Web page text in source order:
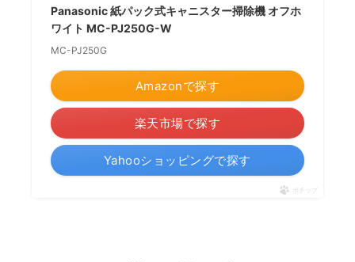
Panasonic 紙パック式キャニスター掃除機 オフホ
ワイト MC-PJ250G-W
MC-PJ250G
Amazonで探す
楽天市場で探す
Yahooショッピングで探す
ポチップ